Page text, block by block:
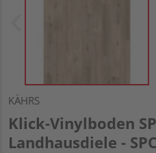
KÄHRS
Klick-Vinylboden
Landhausdiele -